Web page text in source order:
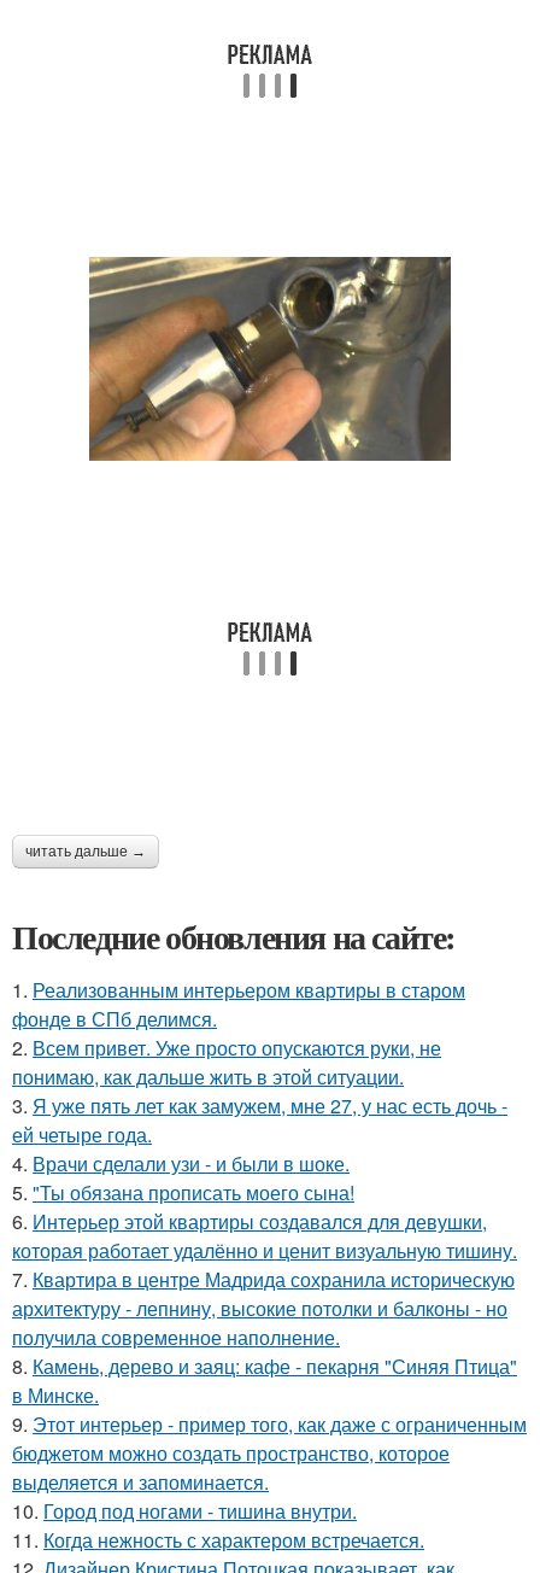
читать дальше →
Последние обновления на сайте:
1. Реализованным интерьером квартиры в старом
фонде в СПб делимся.
2. Всем привет. Уже просто опускаются руки, не
понимаю, как дальше жить в этой ситуации.
3. Я уже пять лет как замужем, мне 27, у нас есть дочь -
ей четыре года.
4. Врачи сделали узи - и были в шоке.
5. "Ты обязана прописать моего сына!
6. Интерьер этой квартиры создавался для девушки,
которая работает удалённо и ценит визуальную тишину.
7. Квартира в центре Мадрида сохранила историческую
архитектуру - лепнину, высокие потолки и балконы - но
получила современное наполнение.
8. Камень, дерево и заяц: кафе - пекарня "Синяя Птица"
в Минске.
9. Этот интерьер - пример того, как даже с ограниченным
бюджетом можно создать пространство, которое
выделяется и запоминается.
10. Город под ногами - тишина внутри.
11. Когда нежность с характером встречается.